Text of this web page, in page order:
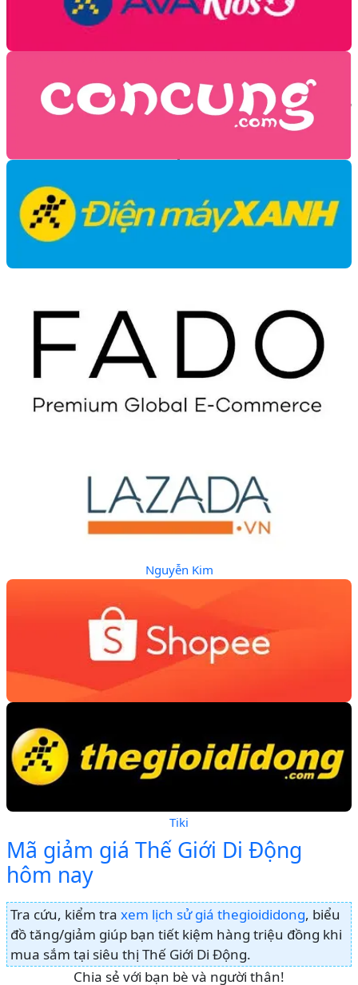
Nguyễn Kim
Tiki
Mã giảm giá Thế Giới Di Động
hôm nay
Tra cứu, kiểm tra xem lịch sử giá thegioididong, biểu
đồ tăng/giảm giúp bạn tiết kiệm hàng triệu đồng khi
mua sắm tại siêu thị Thế Giới Di Động.
Chia sẻ với bạn bè và người thân!